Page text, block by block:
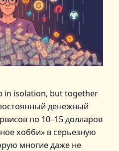
in isolation, but together
денежный
по 10–15 долларов
хобби» в серьезную
многие даже не